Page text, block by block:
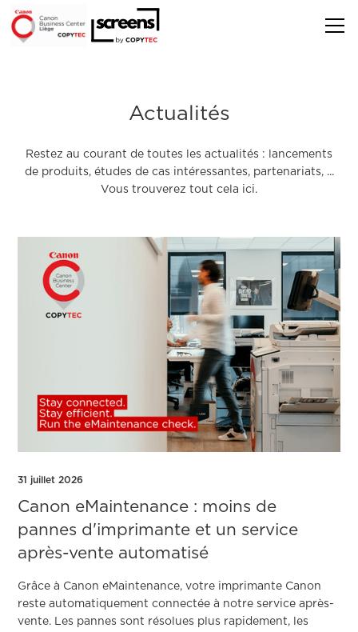
Actualités
Restez au courant de toutes les actualités : lancements
de produits, études de cas intéressantes, partenariats, ...
Vous trouverez tout cela ici.
31 juillet 2026
Canon eMaintenance : moins de
pannes d'imprimante et un service
après-vente automatisé
Grâce à Canon eMaintenance, votre imprimante Canon
reste automatiquement connectée à notre service après-
vente. Les pannes sont résolues plus rapidement, les